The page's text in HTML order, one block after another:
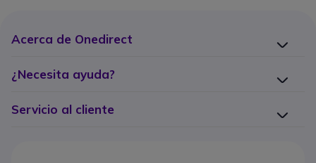
Acerca de Onedirect
¿Necesita ayuda?
Servicio al cliente